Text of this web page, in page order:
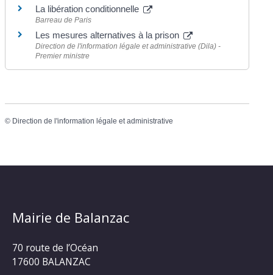
La libération conditionnelle
Barreau de Paris
Les mesures alternatives à la prison
Direction de l'information légale et administrative (Dila) -
Premier ministre
© Direction de l'information légale et administrative
Mairie de Balanzac
70 route de l’Océan
17600 BALANZAC